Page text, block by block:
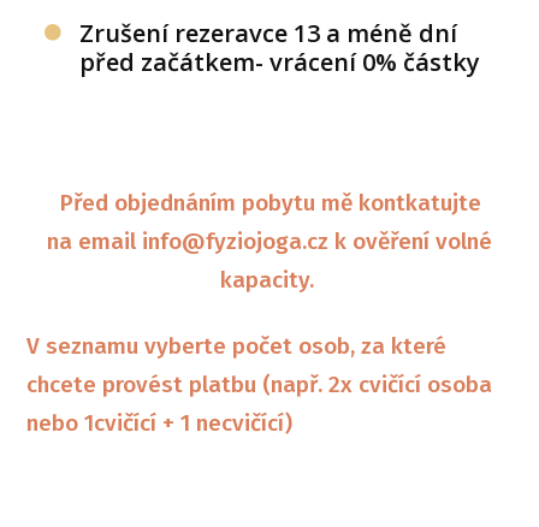
Zrušení rezeravce 13 a méně dní
před začátkem- vrácení 0% částky
Před objednáním pobytu mě kontkatujte
na email info@fyziojoga.cz k ověření volné
kapacity.
V seznamu vyberte počet osob, za které
chcete provést platbu (např. 2x cvičící osoba
nebo 1cvičící + 1 necvičící)